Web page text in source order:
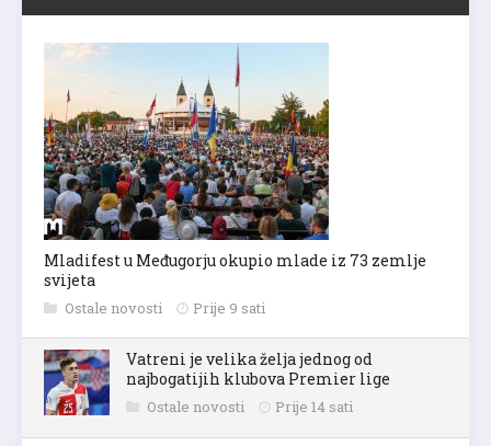
Mladifest u Međugorju okupio mlade iz 73 zemlje
svijeta
Ostale novosti Prije 9 sati
Vatreni je velika želja jednog od
najbogatijih klubova Premier lige
Ostale novosti Prije 14 sati